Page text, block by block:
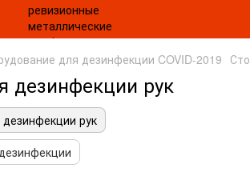
для дезинфекции COVID-2019
дезинфекции рук
рук